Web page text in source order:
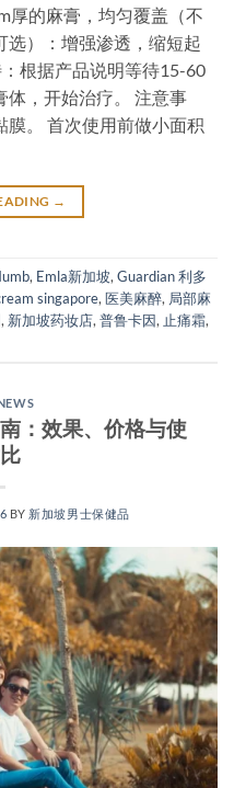
厚的麻膏，均匀覆盖（不
选）：增强渗透，缩短起
根据产品说明等待15-60
体，开始治疗。 注意事
膜。 首次使用前做小面积
→
, Emla新加坡,Guardian 利多
singapore,医美麻醉, 局部麻
, 新加坡药妆店,普鲁卡因,止痛霜,
：效果、价格与使
BY 新加坡男士保健品